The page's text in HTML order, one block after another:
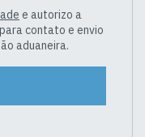
e autorizo a
contato e envio
aduaneira.